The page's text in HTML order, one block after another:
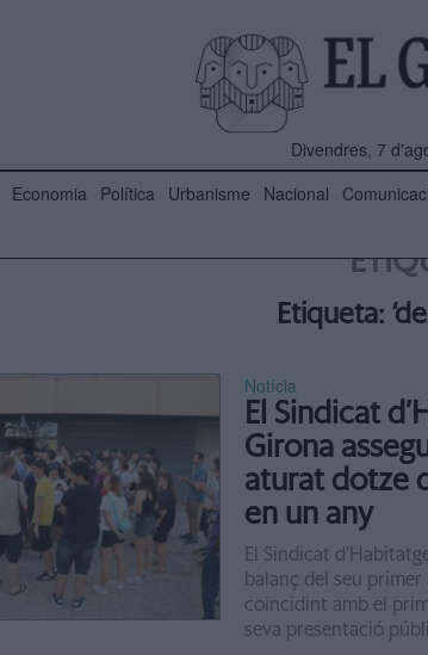
Divendres, 7
Economia Política Urbanisme Nacional
Etiqueta:
Notícia
El Sindicat
Girona
aturat dotze
en un any
El Sindicat
balanç del seu primer
coincidint amb el
seva presentació